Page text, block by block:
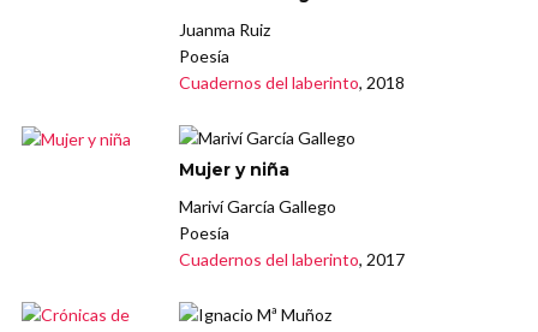
Juanma Ruiz
Poesía
Cuadernos del laberinto, 2018
Mujer y niña
Mariví García Gallego
Poesía
Cuadernos del laberinto, 2017